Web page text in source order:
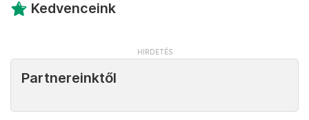
Kedvenceink
Partnereinktől